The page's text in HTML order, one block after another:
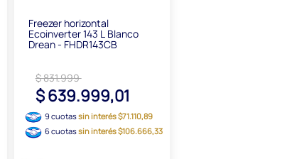
Freezer horizontal
Ecoinverter 143 L Blanco
Drean - FHDR143CB
$ 831.999
$ 639.999,01
9 cuotassin interés $71.110,89
6 cuotassin interés $106.666,33